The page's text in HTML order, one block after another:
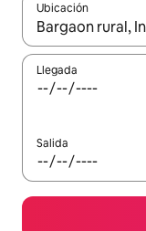
Ubicación
Cuando los
Llegada
Salida